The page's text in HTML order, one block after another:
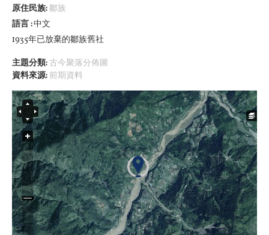
原住民族:鄒族
語言 中文
1935年已放棄的鄒族舊社
主題分類:古今聚落分佈圖
資料來源:前期資料